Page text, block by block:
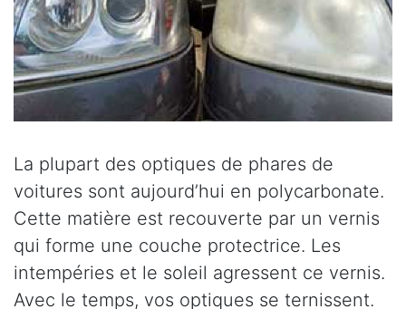
La plupart des optiques de phares de
voitures sont aujourd’hui en polycarbonate.
Cette matière est recouverte par un vernis
qui forme une couche protectrice. Les
intempéries et le soleil agressent ce vernis.
Avec le temps, vos optiques se ternissent.